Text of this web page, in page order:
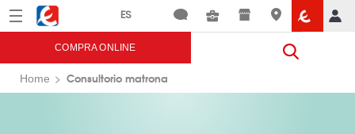
Menú Eroski
COMPRA ONLINE
Home Consultorio matrona